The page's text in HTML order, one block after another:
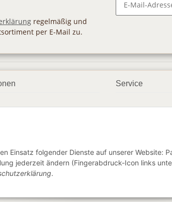
regelmäßig und
per E-Mail zu.
Service
Einsatz folgender Dienste auf unserer Website:
jederzeit ändern (Fingerabdruck-Icon links
.